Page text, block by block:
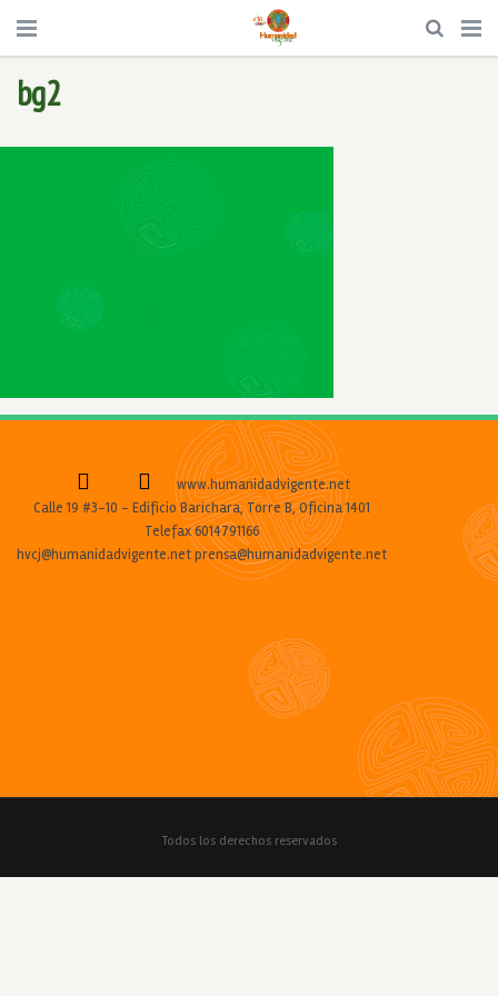
bg2
www.humanidadvigente.net
Calle 19 #3-10 - Edificio Barichara, Torre B, Oficina 1401
Telefax 6014791166
hvcj@humanidadvigente.net prensa@humanidadvigente.net
Todos los derechos reservados